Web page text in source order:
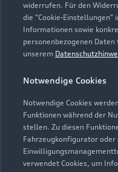
widerrufen. Für den
die "Cookie-Einstellungen"
Informationen sowie
personenbezogenen
unserem
Notwendige Cookies
Notwendige Cookies
Funktionen während der
stellen. Zu diesen
Fahrzeugkonfigurator oder
verwendet Cookies, um
Service
Geschlossen,
Geschlossen,